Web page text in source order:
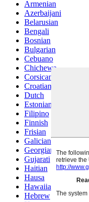
Armenian
Azerbaijani
Belarusian
Bengali
Bosnian
Bulgarian
Cebuano
Chichewa
Corsican
Croatian
Dutch
Estonian
Filipino
Finnish
Frisian
Galician
Georgian
Gujarati
Haitian
Hausa
Hawaiian
Hebrew